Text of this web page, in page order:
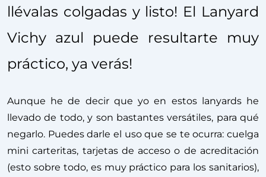
llévalas colgadas y listo! El Lanyard
Vichy azul puede resultarte muy
práctico, ya verás!
Aunque he de decir que yo en estos lanyards he
llevado de todo, y son bastantes versátiles, para qué
negarlo. Puedes darle el uso que se te ocurra: cuelga
mini carteritas, tarjetas de acceso o de acreditación
(esto sobre todo, es muy práctico para los sanitarios),